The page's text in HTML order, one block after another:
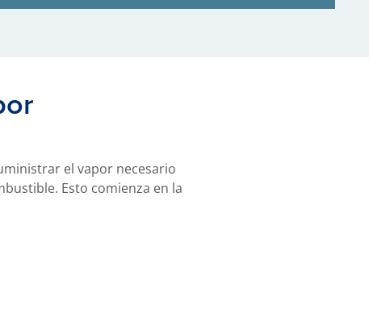
el vapor necesario
Esto comienza en la